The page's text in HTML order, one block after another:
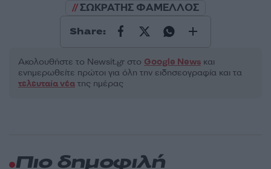
ΣΩΚΡΑΤΗΣ ΦΑΜΕΛΛΟΣ
Share:
Ακολουθήστε το Νewsit.gr στο Google News και
ενημερωθείτε πρώτοι για όλη την ειδησεογραφία και τα
τελευταία νέα της ημέρας
Πιο δημοφιλή